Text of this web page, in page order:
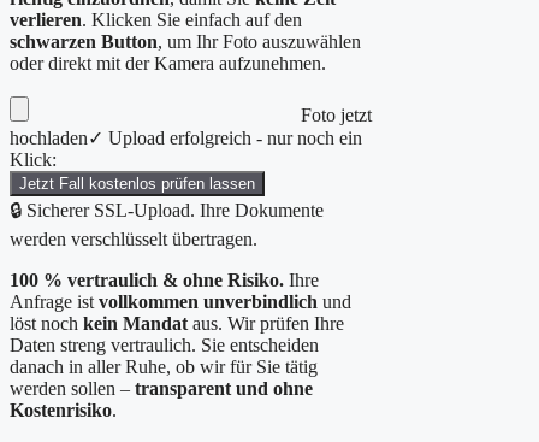
verlieren. Klicken Sie einfach auf den
schwarzen Button, um Ihr Foto auszuwählen
oder direkt mit der Kamera aufzunehmen.
Foto jetzt
hochladen✓ Upload erfolgreich - nur noch ein
Klick:
Jetzt Fall kostenlos prüfen lassen
🔒 Sicherer SSL-Upload. Ihre Dokumente
werden verschlüsselt übertragen.
100 % vertraulich & ohne Risiko. Ihre
Anfrage ist vollkommen unverbindlich und
löst noch kein Mandat aus. Wir prüfen Ihre
Daten streng vertraulich. Sie entscheiden
danach in aller Ruhe, ob wir für Sie tätig
werden sollen – transparent und ohne
Kostenrisiko.